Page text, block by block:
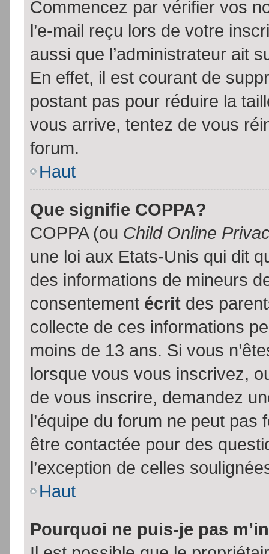
Commencez par vérifier vos
l’e-mail reçu lors de votre
aussi que l’administrateur ait
En effet, il est courant de
postant pas pour réduire la
vous arrive, tentez de vous
forum.
Haut
Que signifie COPPA?
COPPA (ou Child Online
une loi aux Etats-Unis qui dit
des informations de mineurs
consentement écrit des
collecte de ces informations
moins de 13 ans. Si vous
lorsque vous vous inscrivez,
de vous inscrire, demandez
l’équipe du forum ne peut
être contactée pour des
l’exception de celles
Haut
Pourquoi ne puis-je pas